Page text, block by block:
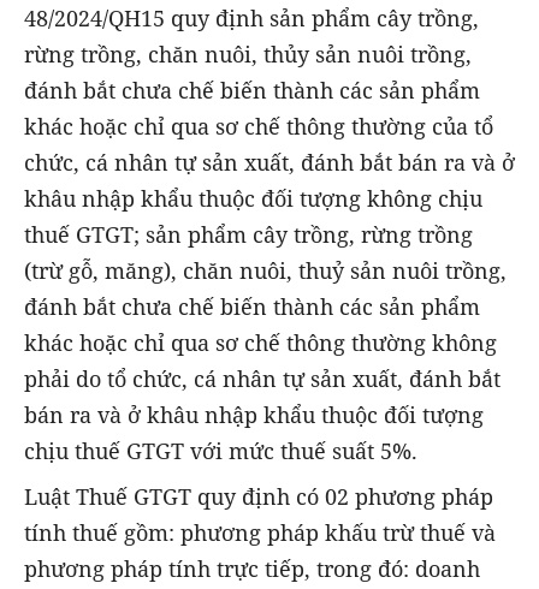
48/2024/QH15 quy định sản phẩm cây trồng,
rừng trồng, chăn nuôi, thủy sản nuôi trồng,
đánh bắt chưa chế biến thành các sản phẩm
khác hoặc chỉ qua sơ chế thông thường của tổ
chức, cá nhân tự sản xuất, đánh bắt bán ra và ở
khâu nhập khẩu thuộc đối tượng không chịu
thuế GTGT; sản phẩm cây trồng, rừng trồng
(trừ gỗ, măng), chăn nuôi, thuỷ sản nuôi trồng,
đánh bắt chưa chế biến thành các sản phẩm
khác hoặc chỉ qua sơ chế thông thường không
phải do tổ chức, cá nhân tự sản xuất, đánh bắt
bán ra và ở khâu nhập khẩu thuộc đối tượng
chịu thuế GTGT với mức thuế suất 5%.
Luật Thuế GTGT quy định có 02 phương pháp
tính thuế gồm: phương pháp khấu trừ thuế và
phương pháp tính trực tiếp, trong đó: doanh